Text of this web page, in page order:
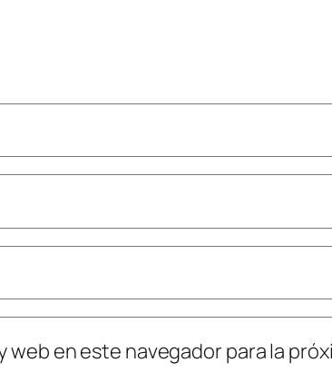
en este navegador para la